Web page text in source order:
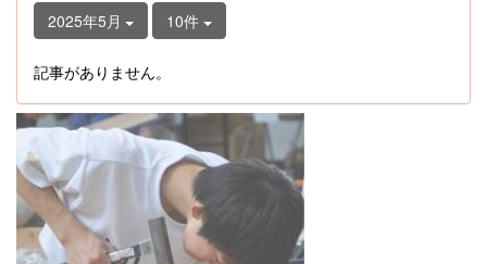
2025年5月 10件
記事がありません。